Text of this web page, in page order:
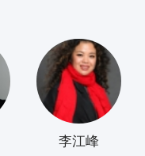
李江峰